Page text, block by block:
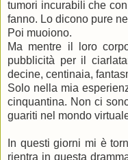
tumori incurabili che
fanno. Lo dicono pure
Poi muoiono.
Ma mentre il loro
pubblicità per il
decine, centinaia,
Solo nella mia
cinquantina. Non ci
guariti nel mondo
In questi giorni mi è
rientra in questa